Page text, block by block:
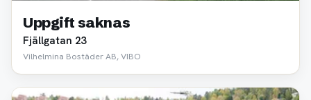
Uppgift saknas
Fjällgatan 23
Vilhelmina Bostäder AB, VIBO